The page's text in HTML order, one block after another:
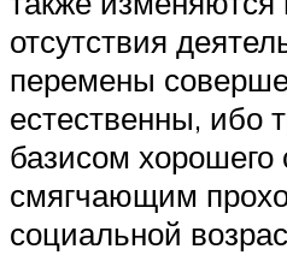
отсутствия
перемены
естественны, ибо
базисом хорошего
смягчающим
социальной